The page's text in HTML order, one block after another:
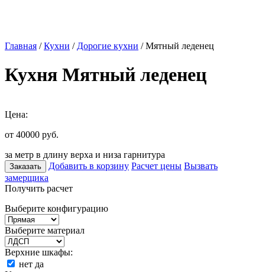
Главная /Кухни / Дорогие кухни / Мятный леденец
Кухня Мятный леденец
Цена:
от 40000 руб.
за метр в длину верха и низа гарнитура
Заказать Добавить в корзину Расчет цены Вызвать
замерщика
Получить расчет
Выберите конфигурацию
Выберите материал
Верхние шкафы:
нет да